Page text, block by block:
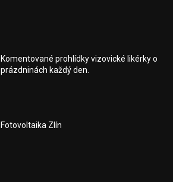
Komentované prohlídky vizovické likérky o
prázdninách každý den.
Fotovoltaika Zlín